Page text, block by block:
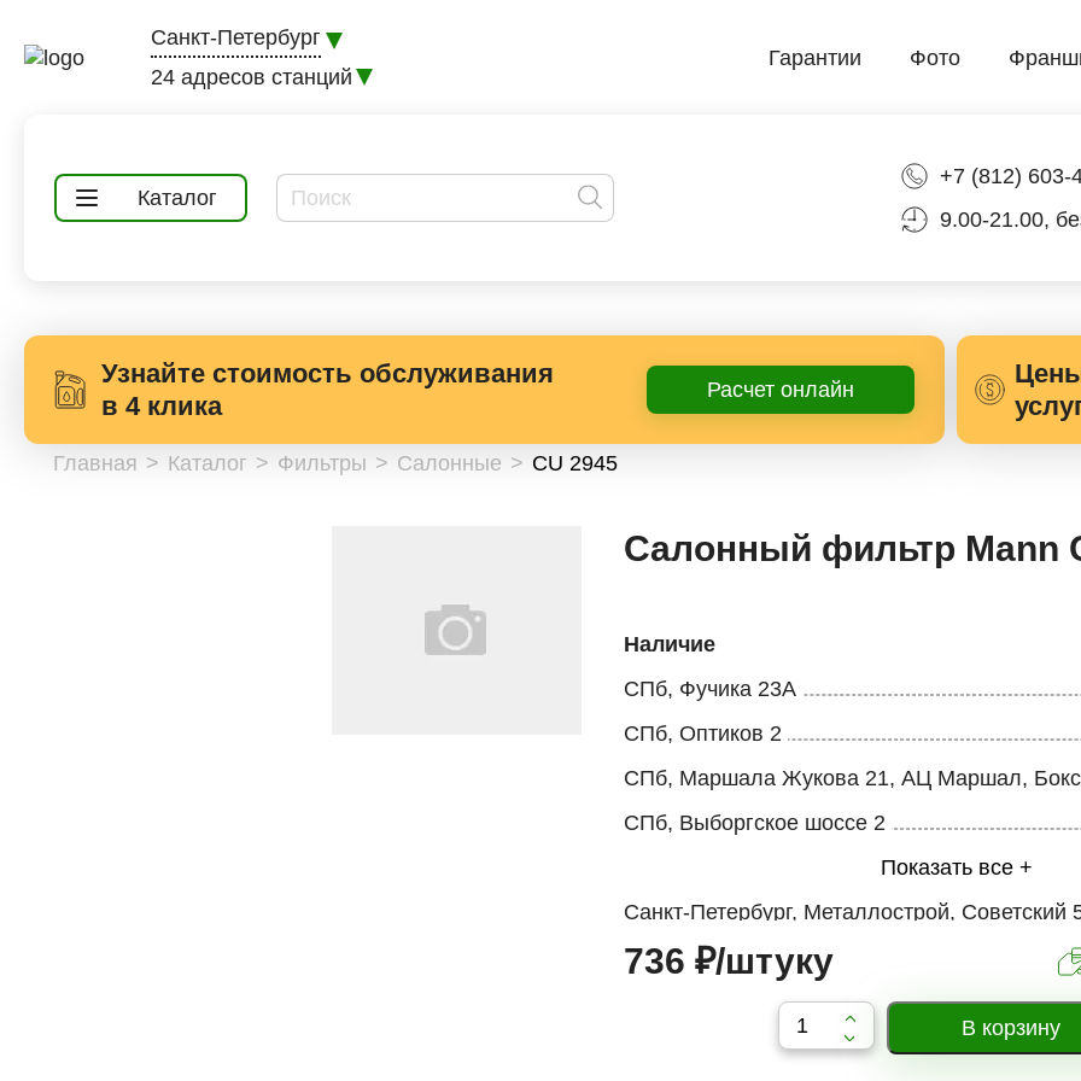
Санкт-Петербург
24 адресов станций
Гарантии Фото
Каталог
+7 (812) 603-
9.00-21.00,
Узнайте стоимость обслуживания
в 4 клика
Расчет онлайн
Главная Каталог Фильтры Салонные CU 2945
Салонный фильтр Mann
Наличие
СПб, Фучика 23А
СПб, Оптиков 2
СПб, Маршала Жукова 21, АЦ Маршал,
СПб, Выборгское шоссе 2
Показать все +
Санкт-Петербург, Металлострой, Советский
Кубинская 82к3
Рыбацкое, Караваевская 15а
736 ₽/штуку